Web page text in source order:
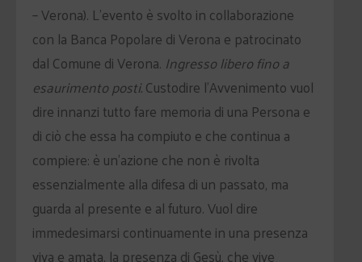
– Verona). L’evento è svolto in collaborazione
con la Banca Popolare di Verona e patrocinato
dal Comune di Verona. Ingresso libero fino a
esaurimento posti.Custodire l’Avvenimento vuol
dire innanzi tutto fare memoria di una Persona e
di ciò che essa ha compiuto e che continua a
compiere: è un’azione che non è rivolta
essenzialmente alla difesa di un passato, ma
guarda al presente e al futuro. Vuol dire
immedesimarsi continuamente in una presenza
viva e amata, la presenza di Gesù, che vive